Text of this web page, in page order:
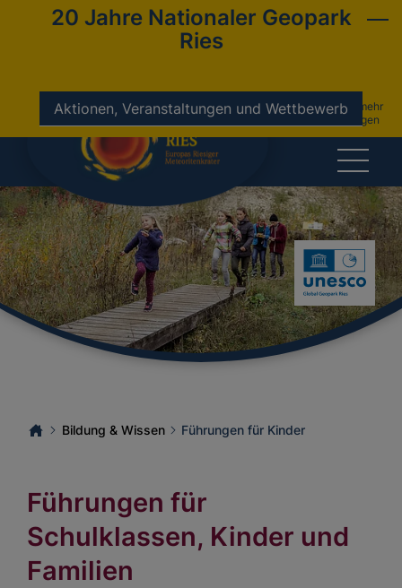
20 Jahre Nationaler Geopark
Ries
Aktionen, Veranstaltungen und Wettbewerbnicht mehr
anzeigen
Führungen für Kinder
Bildung & Wissen
Führungen für
Schulklassen, Kinder und
Familien